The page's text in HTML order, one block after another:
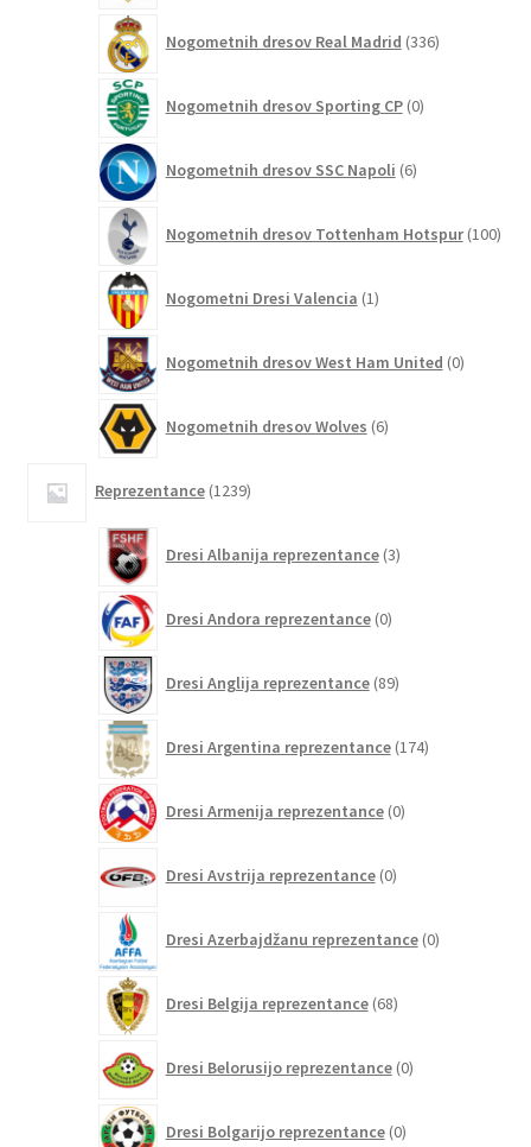
Nogometnih dresov Real Madrid 336izdelkov
Nogometnih dresov Sporting CP 0izdelkov
Nogometnih dresov SSC Napoli 6izdelkov
Nogometnih dresov Tottenham Hotspur 100
Nogometni Dresi Valencia 1izdelek
Nogometnih dresov West Ham United 0izdelkov
Nogometnih dresov Wolves 6izdelkov
Reprezentance 1239izdelkov
Dresi Albanija reprezentance 3izdelki
Dresi Andora reprezentance 0izdelkov
Dresi Anglija reprezentance 89izdelkov
Dresi Argentina reprezentance 174izdelkov
Dresi Armenija reprezentance 0izdelkov
Dresi Avstrija reprezentance 0izdelkov
Dresi Azerbajdžanu reprezentance 0izdelkov
Dresi Belgija reprezentance 68izdelkov
Dresi Belorusijo reprezentance 0izdelkov
Dresi Bolgarijo reprezentance 0izdelkov